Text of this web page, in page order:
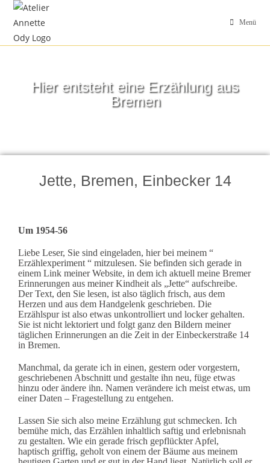
Menü
Hier entsteht eine Erzählung aus
Bremen
Jette, Bremen, Einbecker 14
Um 1954-56
Liebe Leser, Sie sind eingeladen, hier bei meinem “
Erzählexperiment “ mitzulesen. Sie befinden sich gerade in
einem Link meiner Website, in dem ich aktuell meine Bremer
Erinnerungen aus meiner Kindheit als „Jette“ aufschreibe.
Der Text, den Sie lesen, ist also täglich frisch, aus dem
Herzen und aus dem Handgelenk geschrieben. Die
Erzählspur ist also etwas unkontrolliert und locker gehalten.
Sie ist nicht lektoriert und folgt ganz den Bildern meiner
täglichen Erinnerungen an die Zeit in der Einbeckerstraße 14
in Bremen.
Manchmal, da gerate ich in einen, gestern oder vorgestern,
geschriebenen Abschnitt und gestalte ihn neu, füge etwas
hinzu oder ändere ihn. Namen verändere ich meist etwas, um
einer Daten – Fragestellung zu entgehen.
Lassen Sie sich also meine Erzählung gut schmecken. Ich
bemühe mich, das Erzählen inhaltlich saftig und erlebnisnah
zu gestalten. Wie ein gerade frisch gepflückter Apfel,
haptisch griffig, geholt von einem der Bäume aus meinem